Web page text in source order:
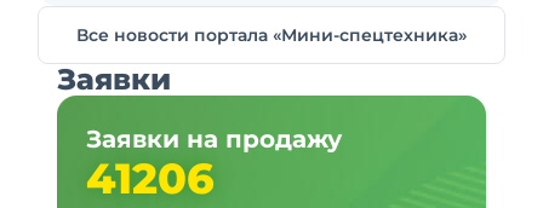
Все новости портала «Мини-спецтехника»
Заявки
Заявки на продажу
41206